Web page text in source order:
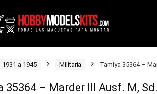
1931 a 1945 Militaria Tamiya 35364 –
35364 – Marder III Ausf. M,